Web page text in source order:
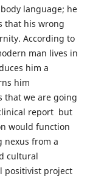
language; he
that his wrong
According to
man lives in
him a
him
that we are going
report but
would function
nexus from a
cultural
positivist project